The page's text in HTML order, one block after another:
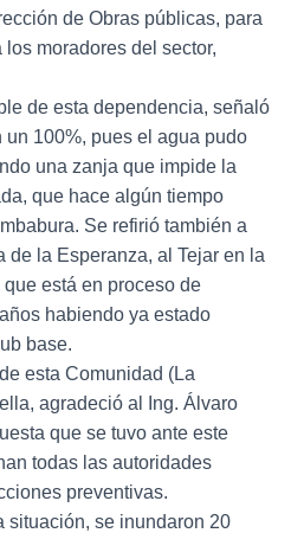
de Obras públicas, para
moradores del sector,
de esta dependencia, señaló
100%, pues el agua pudo
una zanja que impide la
que hace algún tiempo
Se refirió también a
de la Esperanza, al Tejar en la
está en proceso de
habiendo ya estado
base.
esta Comunidad (La
agradeció al Ing. Álvaro
que se tuvo ante este
todas las autoridades
preventivas.
situación, se inundaron 20